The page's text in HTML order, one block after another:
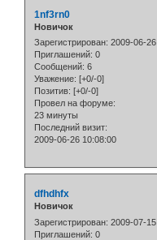
1nf3rn0
Новичок
Зарегистрирован: 2009-06-26
Приглашений: 0
Сообщений: 6
Уважение: [+0/-0]
Позитив: [+0/-0]
Провел на форуме:
23 минуты
Последний визит:
2009-06-26 10:08:00
dfhdhfx
Новичок
Зарегистрирован: 2009-07-15
Приглашений: 0